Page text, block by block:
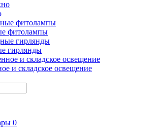
фитолампы
гирлянды
и складское освещение
0